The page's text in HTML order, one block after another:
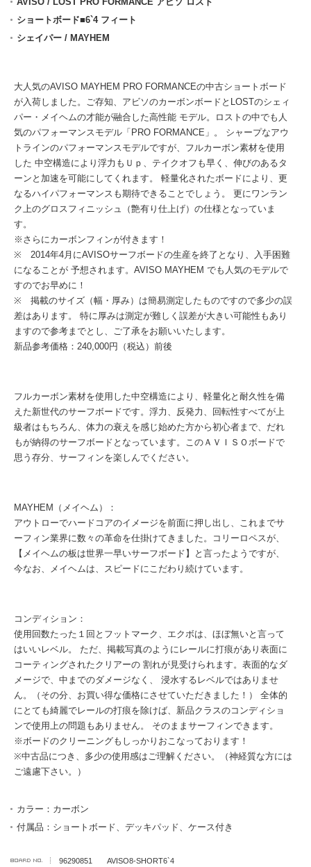
ショートボード■6`4 フィート
シェイパー / MAYHEM
大人気のAVISO MAYHEM PRO FORMANCEの中古ショートボード
が入荷しました。ご存知、アビソのカーボンボードとLOSTのシェィ
パー・メイヘムの才能が融合した高性能 モデル。ロストの中でも人
気のパフォーマンスモデル「PRO FORMANCE」。 シャープなアウ
トラインのパフォーマンスモデルですが、フルカーボン素材を使用
した 中空構造により浮力もＵｐ、テイクオフも早く、伸びのあるタ
ーンと加速を可能にしてくれます。 軽量化されたボードにより、更
なるハイパフォーマンスも期待できることでしょう。 更にワンラン
ク上のグロスフィニッシュ（艶有り仕上げ）の仕様となっていま
す。
※さらにカーボンフィンが付きます！
※ 2014年4月にAVISOサーフボードの生産を終了となり、入手困難
になることが 予想されます。AVISO MAYHEM でも人気のモデルで
すのでお早めに！
※ 掲載のサイズ（幅・厚み）は簡易測定したものですので多少の誤
差はあります。 特に厚みは測定が難しく誤差が大きい可能性もあり
ますので参考までとし、ご了承をお願いいたします。
新品参考価格：240,000円（税込）前後
フルカーボン素材を使用した中空構造により、軽量化と耐久性を備
えた新世代のサーフボードです。浮力、反発力、回転性すべてが上
級者はもちろん、体力の衰えを感じ始めた方から初心者まで、だれ
もが納得のサーフボードとなっています。このＡＶＩＳＯボードで
思う存分、サーフィンを楽しんでください。
MAYHEM（メイヘム）：
アウトローでハードコアのイメージを前面に押し出し、これまでサ
ーフィン業界に数々の革命を仕掛けてきました。コリーロペスが、
【メイヘムの板は世界一早いサーフボード】と言ったようですが、
今なお、メイヘムは、スピードにこだわり続けています。
コンディション：
使用回数たった１回とフットマーク、エクボは、ほぼ無いと言って
はいいレベル。 ただ、掲載写真のようにレールに打痕があり表面に
コーティングされたクリアーの 割れが見受けられます。表面的なダ
メージで、中までのダメージなく、 浸水するレベルではありませ
ん。（その分、お買い得な価格にさせていただきました！） 全体的
にとても綺麗でレールの打痕を除けば、新品クラスのコンディショ
ンで使用上の問題もありません。 そのままサーフィンできます。
※ボードのクリーニングもしっかりおこなっております！
※中古品につき、多少の使用感はご理解ください。（神経質な方には
ご遠慮下さい。）
カラー：カーボン
付属品：ショートボード、デッキパッド、ケース付き
96290851 AVISO8-SHORT6`4